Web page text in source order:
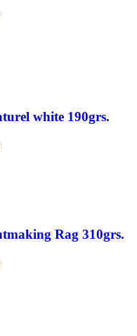
white 190grs.
Rag 310grs.